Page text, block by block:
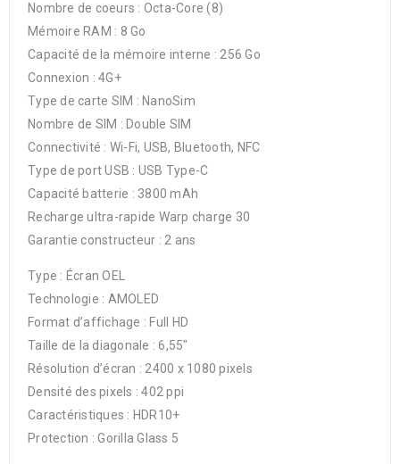
Nombre de coeurs : Octa-Core (8)
Mémoire RAM : 8 Go
Capacité de la mémoire interne : 256 Go
Connexion : 4G+
Type de carte SIM : NanoSim
Nombre de SIM : Double SIM
Connectivité : Wi-Fi, USB, Bluetooth, NFC
Type de port USB : USB Type-C
Capacité batterie : 3800 mAh
Recharge ultra-rapide Warp charge 30
Garantie constructeur : 2 ans
Type : Écran OEL
Technologie : AMOLED
Format d’affichage : Full HD
Taille de la diagonale : 6,55″
Résolution d’écran : 2400 x 1080 pixels
Densité des pixels : 402 ppi
Caractéristiques : HDR10+
Protection : Gorilla Glass 5